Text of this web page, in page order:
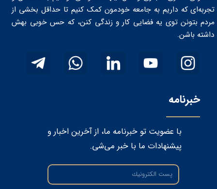
تجربه‌ای که داریم به جامعه خودمون کمک کنیم تا حداقل بخشی از
مردم بتونن توی یه فضایی کار و زندگی کنن، که حس خوبی بهش
داشته باشن. ​​​​​​​
خبرنامه
با عضویت تو خبرنامه ما، از آخرین اخبار و
پیشنهادات ما با خبر می‌شی.